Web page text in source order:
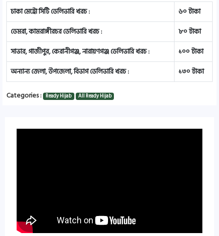
ঢাকা মেট্রো সিটি ডেলিভারি খরচ :
৬০ টাকা
ডেমরা, কামরাঙ্গীরচর ডেলিভারি খরচ :
৮০ টাকা
সাভার, গাজীপুর, কেরানীগঞ্জ, নারায়ণগঞ্জ ডেলিভারি খরচ :
১০০ টাকা
অন্যান্য জেলা, উপজেলা, বিভাগ ডেলিভারি খরচ :
১৩০ টাকা
Categories : Ready Hijab All Ready Hijab